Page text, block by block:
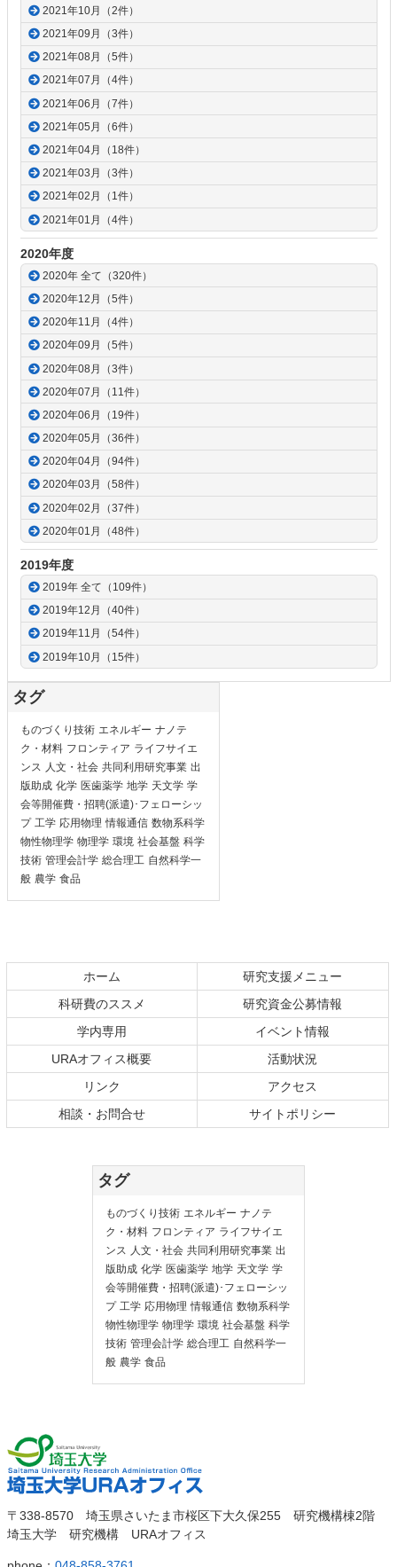
2021年10月（2件）
2021年09月（3件）
2021年08月（5件）
2021年07月（4件）
2021年06月（7件）
2021年05月（6件）
2021年04月（18件）
2021年03月（3件）
2021年02月（1件）
2021年01月（4件）
2020年度
2020年 全て（320件）
2020年12月（5件）
2020年11月（4件）
2020年09月（5件）
2020年08月（3件）
2020年07月（11件）
2020年06月（19件）
2020年05月（36件）
2020年04月（94件）
2020年03月（58件）
2020年02月（37件）
2020年01月（48件）
2019年度
2019年 全て（109件）
2019年12月（40件）
2019年11月（54件）
2019年10月（15件）
タグ
ものづくり技術 エネルギー ナノテ
ク・材料 フロンティア ライフサイエ
ンス 人文・社会 共同利用研究事業 出
版助成 化学 医歯薬学 地学 天文学 学
会等開催費・招聘(派遣)･フェローシッ
プ 工学 応用物理 情報通信 数物系科学
物性物理学 物理学 環境 社会基盤 科学
技術 管理会計学 総合理工 自然科学一
般 農学 食品
ホーム
研究支援メニュー
科研費のススメ
研究資金公募情報
学内専用
イベント情報
URAオフィス概要
活動状況
リンク
アクセス
相談・お問合せ
サイトポリシー
タグ
ものづくり技術 エネルギー ナノテ
ク・材料 フロンティア ライフサイエ
ンス 人文・社会 共同利用研究事業 出
版助成 化学 医歯薬学 地学 天文学 学
会等開催費・招聘(派遣)･フェローシッ
プ 工学 応用物理 情報通信 数物系科学
物性物理学 物理学 環境 社会基盤 科学
技術 管理会計学 総合理工 自然科学一
般 農学 食品
埼玉大
学
埼玉大学URAオ
フィス
〒338-8570 埼玉県さいたま市桜区下大久保255 研究機構棟2階
埼玉大学 研究機構 URAオフィス